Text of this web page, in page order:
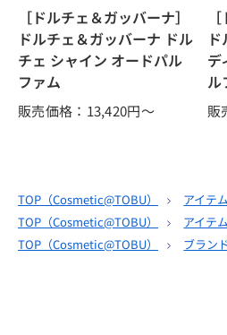
［ドルチェ＆ガッバーナ］
ドルチェ＆ガッバーナ ドル
チェ シャイン オードパル
ファム
販売価格：13,420円～
デ
ル
販
TOP（Cosmetic@TOBU） アイテ
TOP（Cosmetic@TOBU） アイテ
TOP（Cosmetic@TOBU） ブラン